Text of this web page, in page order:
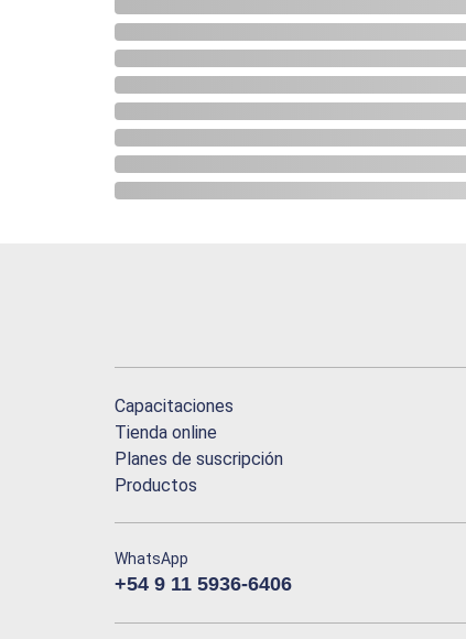
Capacitaciones
Tienda online
Planes de suscripción
Productos
WhatsApp
+54 9 11 5936-6406